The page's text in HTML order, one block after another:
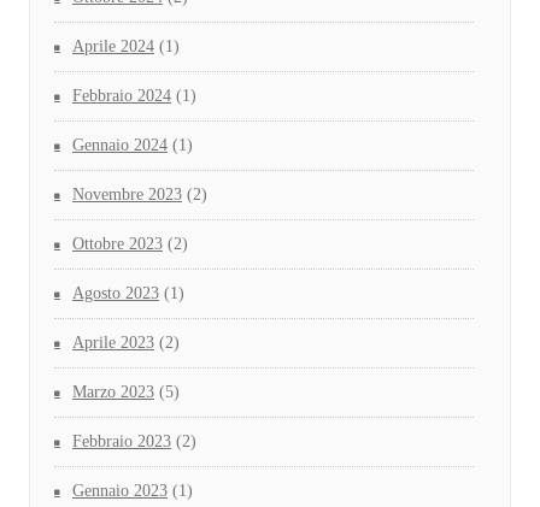
Aprile 2024 (1)
Febbraio 2024 (1)
Gennaio 2024 (1)
Novembre 2023 (2)
Ottobre 2023 (2)
Agosto 2023 (1)
Aprile 2023 (2)
Marzo 2023 (5)
Febbraio 2023 (2)
Gennaio 2023 (1)